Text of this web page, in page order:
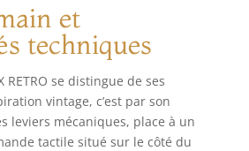
et
techniques
RETRO se distingue de ses
vintage, c’est par son
leviers mécaniques, place à un
tactile situé sur le côté du